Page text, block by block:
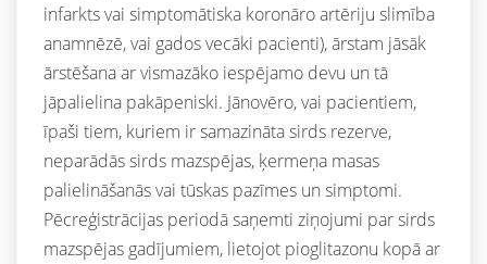
infarkts vai simptomātiska koronāro artēriju slimība
anamnēzē, vai gados vecāki pacienti), ārstam jāsāk
ārstēšana ar vismazāko iespējamo devu un tā
jāpalielina pakāpeniski. Jānovēro, vai pacientiem,
īpaši tiem, kuriem ir samazināta sirds rezerve,
neparādās sirds mazspējas, ķermeņa masas
palielināšanās vai tūskas pazīmes un simptomi.
Pēcreģistrācijas periodā saņemti ziņojumi par sirds
mazspējas gadījumiem, lietojot pioglitazonu kopā ar